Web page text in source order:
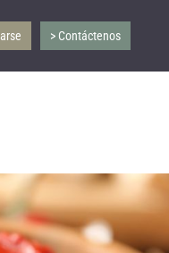
> Contáctenos